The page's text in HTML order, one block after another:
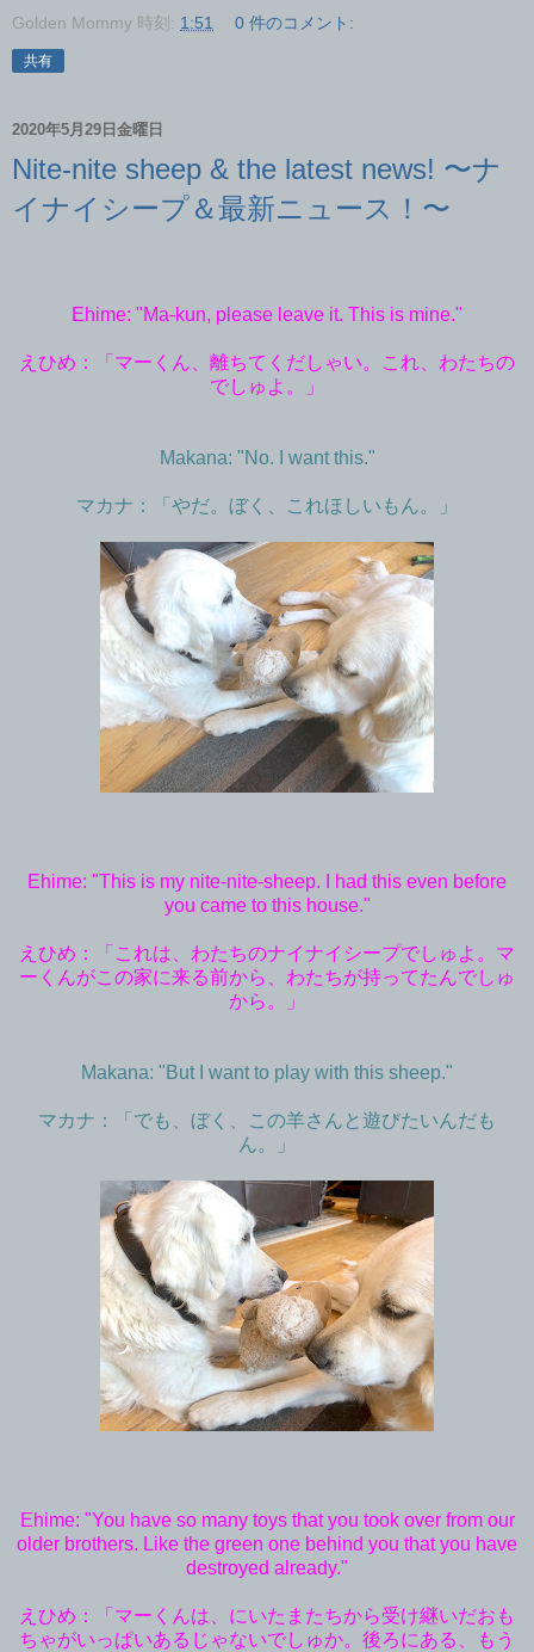
Golden Mommy 時刻: 1:51 0 件のコメント:
共有
2020年5月29日金曜日
Nite-nite sheep & the latest news! 〜ナ
イナイシープ＆最新ニュース！〜
Ehime: "Ma-kun, please leave it. This is mine."
えひめ：「マーくん、離ちてくだしゃい。これ、わたちの
でしゅよ。」
Makana: "No. I want this."
マカナ：「やだ。ぼく、これほしいもん。」
Ehime: "This is my nite-nite-sheep. I had this even before
you came to this house."
えひめ：「これは、わたちのナイナイシープでしゅよ。マ
ーくんがこの家に来る前から、わたちが持ってたんでしゅ
から。」
Makana: "But I want to play with this sheep."
マカナ：「でも、ぼく、この羊さんと遊びたいんだも
ん。」
Ehime: "You have so many toys that you took over from our
older brothers. Like the green one behind you that you have
destroyed already."
えひめ：「マーくんは、にいたまたちから受け継いだおも
ちゃがいっぱいあるじゃないでしゅか。後ろにある、もう